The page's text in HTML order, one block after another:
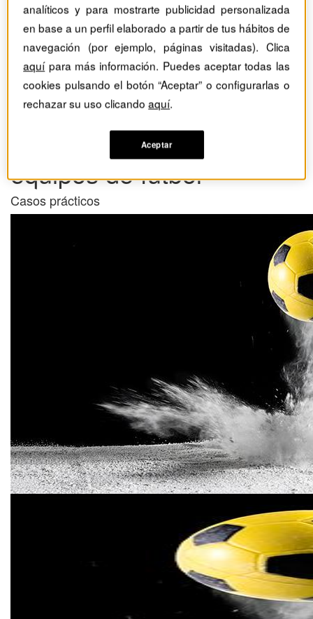
Revistas Harvard Deusto
Márketing
Las camisetas de los equipos de fútbol
Las camisetas de los
equipos de fútbol
Casos prácticos
analíticos y para mostrarte publicidad personalizada
en base a un perfil elaborado a partir de tus hábitos de
navegación (por ejemplo, páginas visitadas). Clica
aquípara más información. Puedes aceptar todas las
cookies pulsando el botón “Aceptar” o configurarlas o
rechazar su uso clicandoaquí.
Aceptar